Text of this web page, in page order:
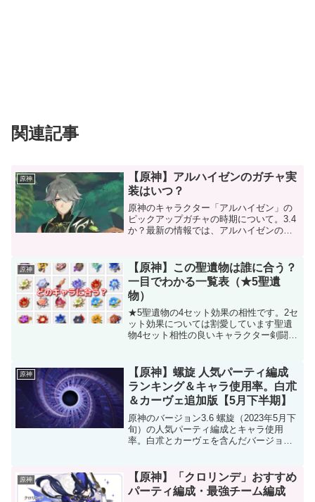
関連記事
原神
【原神】アルハイゼンのガチャ実
装はいつ？
原神のキャラクター「アルハイゼン」の
ピックアップガチャの時期について。3.4
か？最新の情報では、アルハイゼンの実
ンが実装という見方が最も有力です。以
前は3.7...
原神
【原神】この聖遺物は誰に合う？
一目でわかる一覧表（★5聖遺
物）
★5聖遺物の4セット効果の相性です。2セ
ット効果については割愛しています聖遺
物4セット相性の良いキャラクター剣闘士
緑の影旧貴族のしつけ血染めの騎士道な
し（2セット効果で...
原神
【原神】螺旋 人気パーティ編成
ランキング＆キャラ使用率。白朮
＆カーヴェ追加版【5月下半期】
原神のバージョン3.6 螺旋（2023年5月下
旬）の人気パーティ編成とキャラ使用
率。白朮とカーヴェを含んだバージョン
している人が使用している割合）キャラ
クター使...
原神
【原神】「クロリンデ」おすすめ
パーティ編成・最強チーム編成